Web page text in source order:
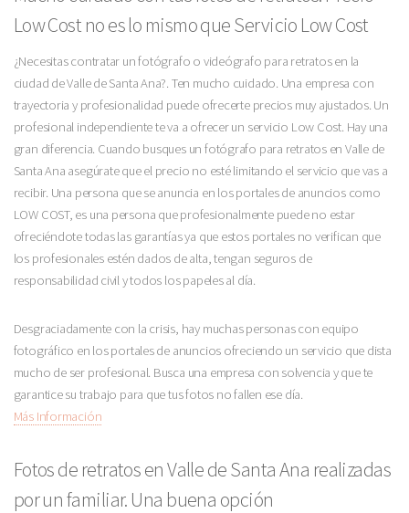
Low Cost no es lo mismo que Servicio Low Cost
¿Necesitas contratar un fotógrafo o videógrafo para retratos en la
ciudad de Valle de Santa Ana?. Ten mucho cuidado. Una empresa con
trayectoria y profesionalidad puede ofrecerte precios muy ajustados. Un
profesional independiente te va a ofrecer un servicio Low Cost. Hay una
gran diferencia. Cuando busques un fotógrafo para retratos en Valle de
Santa Ana asegúrate que el precio no esté limitando el servicio que vas a
recibir. Una persona que se anuncia en los portales de anuncios como
LOW COST, es una persona que profesionalmente puede no estar
ofreciéndote todas las garantías ya que estos portales no verifican que
los profesionales estén dados de alta, tengan seguros de
responsabilidad civil y todos los papeles al día.
Desgraciadamente con la crisis, hay muchas personas con equipo
fotográfico en los portales de anuncios ofreciendo un servicio que dista
mucho de ser profesional. Busca una empresa con solvencia y que te
garantice su trabajo para que tus fotos no fallen ese día.
Más Información
Fotos de retratos en Valle de Santa Ana realizadas
por un familiar. Una buena opción